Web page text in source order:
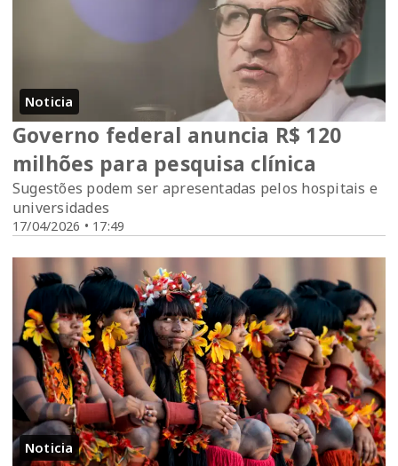
Noticia
17/04/2026 • 17:49
Governo federal anuncia R$ 120
milhões para pesquisa clínica
Sugestões podem ser apresentadas pelos hospitais e
universidades
Noticia